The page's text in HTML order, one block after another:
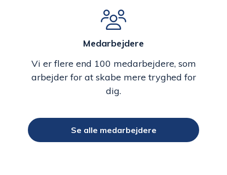
Medarbejdere
Vi er flere end 100 medarbejdere, som
arbejder for at skabe mere tryghed for
dig.
Se alle medarbejdere